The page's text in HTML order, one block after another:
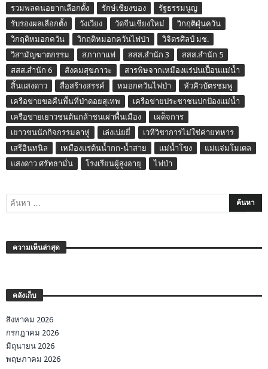
รวมพลคนอยากเลือกตั้ง
รักษ์เชียงของ
รัฐธรรมนูญ
รับรองผลเลือกตั้ง
วังเวียง วัดจีนเชียงใหม่
วิกฤติฝุ่นควัน
วิกฤติหมอกควัน
วิกฤติหมอกควันไฟป่า
วิจิตรศิลป์ มช.
วิสามัญฆาตกรรม
สภากาแฟ สสส.สำนัก 3
สสส.สำนัก 5
สสส.สำนัก 6
สังคมสุขภาวะ
สารพิษจากเหมืองแร่ปนเปื้อนแม่น้ำ
สิ้นแสงดาว
สื่อสร้างสรรค์ หมอกควันไฟป่า
หัวคิวบัตรชมพู
เครือข่ายขอคืนพื้นที่ป่าดอยสุเทพ
เครือข่ายประชาชนปกป้องแม่น้ำ
เครือข่ายเยาวชนต้นกล้าชนเผ่าพื้นเมือง
เผด็จการ
เยาวชนนักกิจกรรมลาหู่
เล่งเน่ยยี่
เวทีวิชาการไม่ใช่ค่ายทหาร
เสรีอินทนิล
เหมืองแร่ต้นน้ำกก-น้ำสาย แม่น้ำโขง
แม่แจ่มโมเดล
แสงดาว ศรัทธามั่น
โรงเรียนผู้สูงอายุ ไฟป่า
ความเห็นล่าสุด
คลังเก็บ
สิงหาคม 2026
กรกฎาคม 2026
มิถุนายน 2026
พฤษภาคม 2026